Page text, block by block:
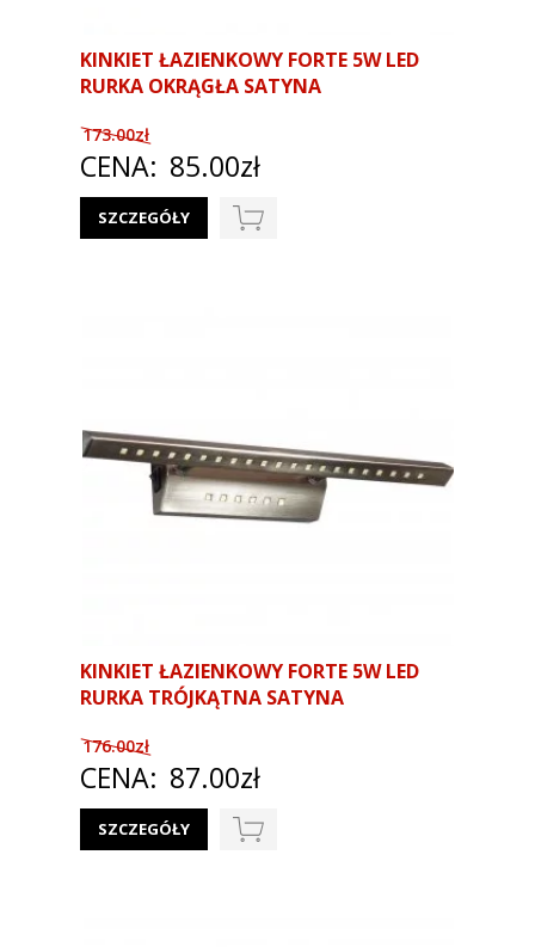
KINKIET ŁAZIENKOWY FORTE 5W LED
RURKA OKRĄGŁA SATYNA
173.00zł
CENA: 85.00zł
SZCZEGÓŁY
KINKIET ŁAZIENKOWY FORTE 5W LED
RURKA TRÓJKĄTNA SATYNA
176.00zł
CENA: 87.00zł
SZCZEGÓŁY